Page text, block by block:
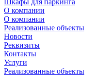
Шкафы для паркинга
О компании
О компании
Реализованные объекты
Новости
Реквизиты
Контакты
Услуги
Реализованные объекты